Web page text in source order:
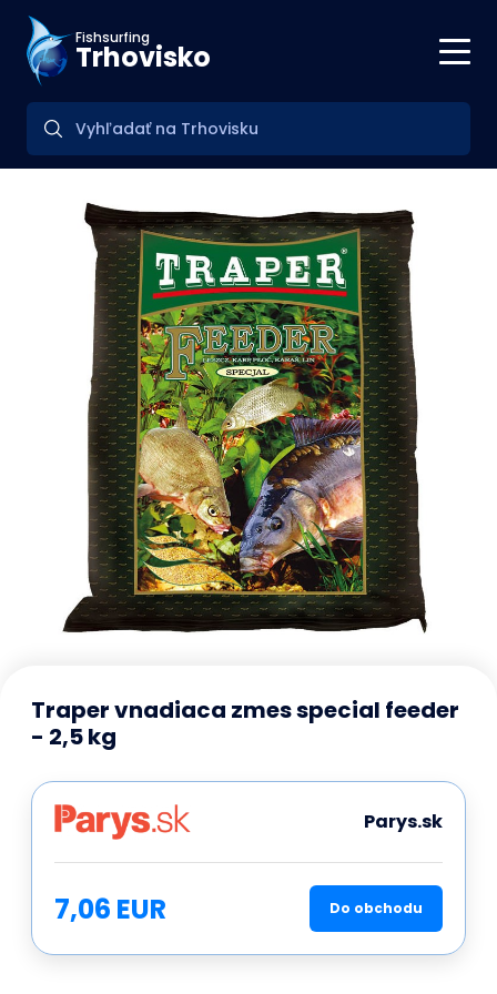
Fishsurfing
Trhovisko
Traper vnadiaca zmes special feeder
- 2,5 kg
Parys.sk
7,06 EUR Do obchodu